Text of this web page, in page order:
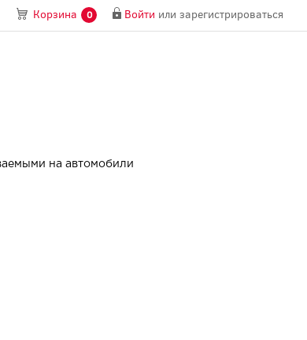
Корзина 0 Войти или зарегистрироваться
на автомобили